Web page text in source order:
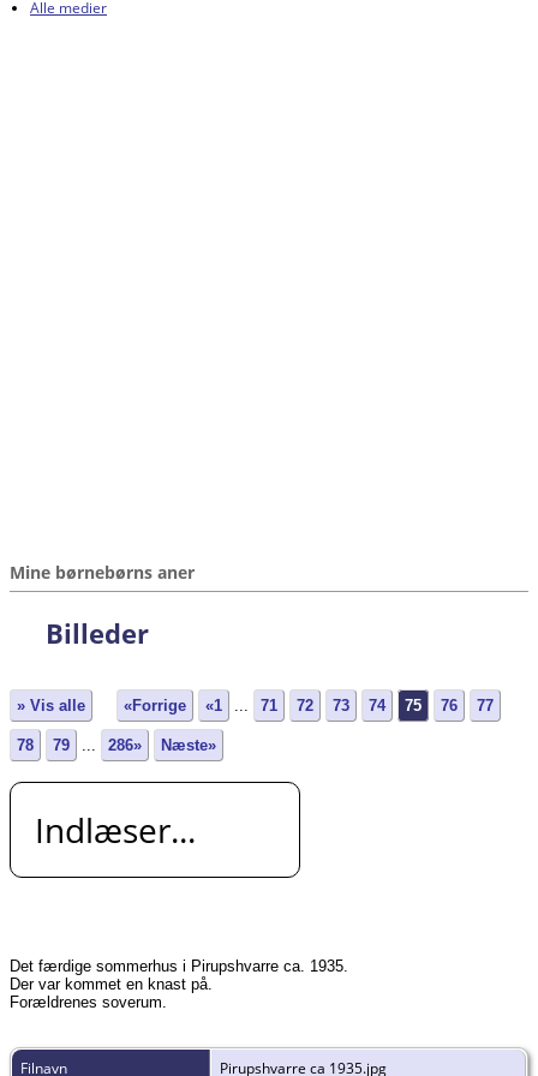
Alle medier
Mine børnebørns aner
Billeder
» Vis alle «Forrige «1 ... 71 72 73 74 75 76 77
78 79 ... 286» Næste»
Indlæser...
Det færdige sommerhus i Pirupshvarre ca. 1935.
Der var kommet en knast på.
Forældrenes soverum.
Filnavn Pirupshvarre ca 1935.jpg